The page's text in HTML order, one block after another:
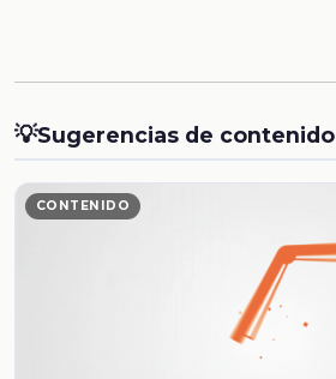
💡Sugerencias de contenido
CONTENIDO